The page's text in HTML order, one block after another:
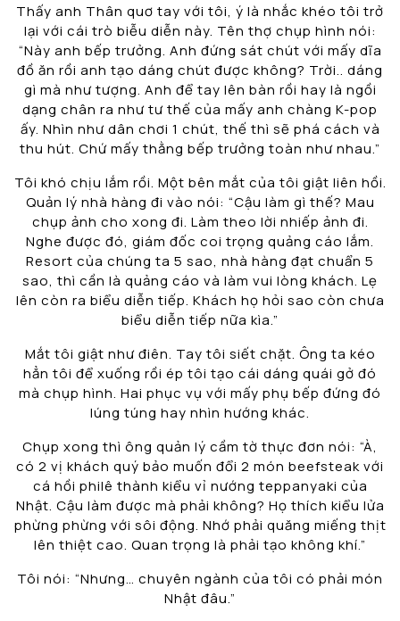
Thấy anh Thân quơ tay với tôi, ý là nhắc khéo tôi trở
lại với cái trò biễu diễn này. Tên thợ chụp hình nói:
“Này anh bếp trưởng. Anh đứng sát chút với mấy dĩa
đồ ăn rồi anh tạo dáng chút được không? Trời.. dáng
gì mà như tượng. Anh để tay lên bàn rồi hay là ngồi
dạng chân ra như tư thế của mấy anh chàng K-pop
ấy. Nhìn như dân chơi 1 chút, thế thì sẽ phá cách và
thu hút. Chứ mấy thằng bếp trưởng toàn như nhau.”
Tôi khó chịu lắm rồi. Một bên mắt của tôi giật liên hồi.
Quản lý nhà hàng đi vào nói: “Cậu làm gì thế? Mau
chụp ảnh cho xong đi. Làm theo lời nhiếp ảnh đi.
Nghe được đó, giám đốc coi trọng quảng cáo lắm.
Resort của chúng ta 5 sao, nhà hàng đạt chuẩn 5
sao, thì cần là quảng cáo và làm vui lòng khách. Lẹ
lên còn ra biểu diễn tiếp. Khách họ hỏi sao còn chưa
biểu diễn tiếp nữa kìa.”
Mắt tôi giật như điên. Tay tôi siết chặt. Ông ta kéo
hẳn tôi để xuống rồi ép tôi tạo cái dáng quái gở đó
mà chụp hình. Hai phục vụ với mấy phụ bếp đứng đó
lúng túng hay nhìn hướng khác.
Chụp xong thì ông quản lý cầm tờ thực đơn nói: “À,
có 2 vị khách quý bảo muốn đổi 2 món beefsteak với
cá hồi philê thành kiểu vỉ nướng teppanyaki của
Nhật. Cậu làm được mà phải không? Họ thích kiểu lửa
phừng phừng với sôi động. Nhớ phải quăng miếng thịt
lên thiệt cao. Quan trọng là phải tạo không khí.”
Tôi nói: “Nhưng… chuyên ngành của tôi có phải món
Nhật đâu.”